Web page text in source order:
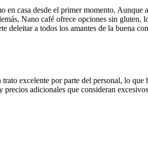
en casa desde el primer momento.
Nano café ofrece opciones sin
deleitar a todos los amantes de la buena
excelente por parte del personal, lo
adicionales que consideran